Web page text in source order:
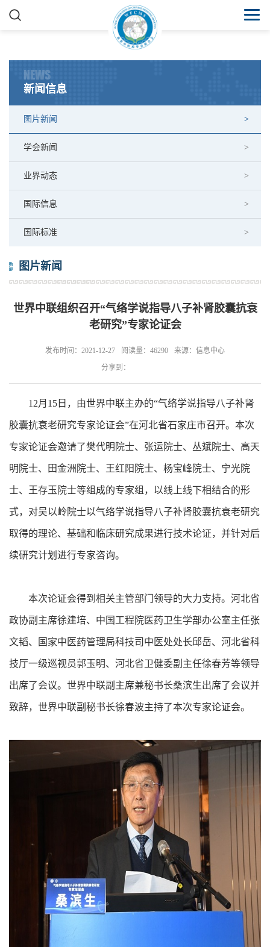
NEWS
新闻信息
图片新闻
学会新闻
业界动态
国际信息
国际标准
图片新闻
世界中联组织召开“气络学说指导八子补肾胶囊抗衰
老研究”专家论证会
发布时间：2021-12-27 阅读量：46290
来源：信息中心
分享到：
12月15日，由世界中联主办的“气络学说指导八子补肾
胶囊抗衰老研究专家论证会”在河北省石家庄市召开。本次
专家论证会邀请了樊代明院士、张运院士、丛斌院士、高天
明院士、田金洲院士、王红阳院士、杨宝峰院士、宁光院
士、王存玉院士等组成的专家组，以线上线下相结合的形
式，对吴以岭院士以气络学说指导八子补肾胶囊抗衰老研究
取得的理论、基础和临床研究成果进行技术论证，并针对后
续研究计划进行专家咨询。
本次论证会得到相关主管部门领导的大力支持。河北省
政协副主席徐建培、中国工程院医药卫生学部办公室主任张
文韬、国家中医药管理局科技司中医处处长邱岳、河北省科
技厅一级巡视员郭玉明、河北省卫健委副主任徐春芳等领导
出席了会议。世界中联副主席兼秘书长桑滨生出席了会议并
致辞，世界中联副秘书长徐春波主持了本次专家论证会。